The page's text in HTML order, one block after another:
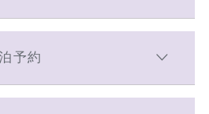
予約